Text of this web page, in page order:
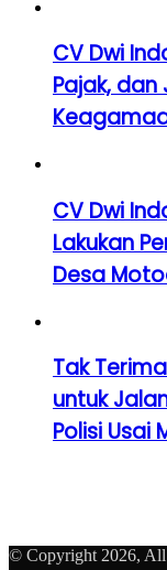
CV Dwi
Pajak, dan
CV Dwi
Lakukan
Desa
Tak
untuk
Polisi Usai
© Copyright 2026,